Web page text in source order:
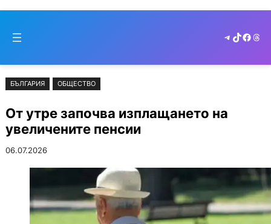
съдържанието
to
Telegram
TikTok
БЪЛГАРИЯ ОБЩЕСТВО
От утре започва изплащането на
увеличените пенсии
06.07.2026